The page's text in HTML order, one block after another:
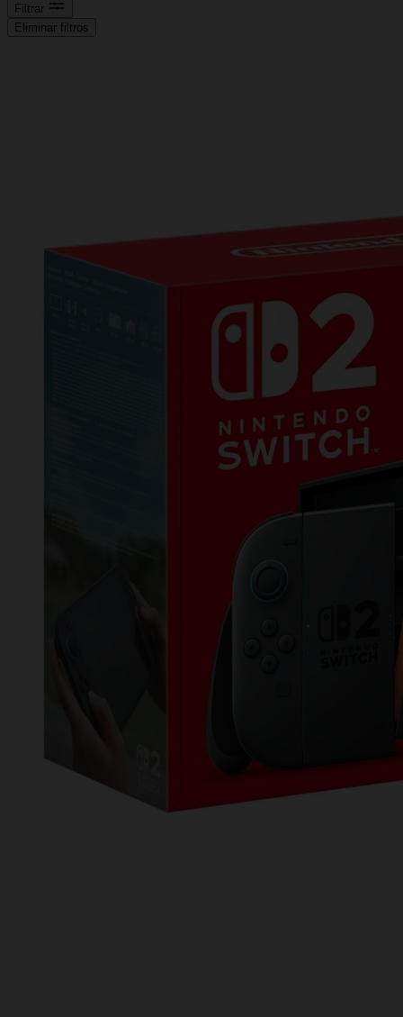
Filtrar
Eliminar filtros